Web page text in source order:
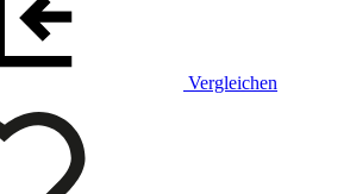
Vergleichen